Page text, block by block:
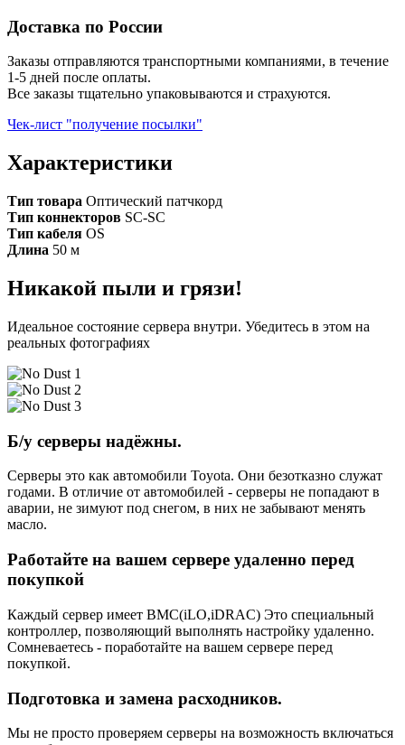
Доставка по России
Заказы отправляются транспортными компаниями, в течение
1-5 дней после оплаты.
Все заказы тщательно упаковываются и страхуются.
Чек-лист "получение посылки"
Характеристики
Тип товара Оптический патчкорд
Тип коннекторов SC-SC
Тип кабеля OS
Длина 50 м
Никакой пыли и грязи!
Идеальное состояние сервера внутри. Убедитесь в этом на
реальных фотографиях
Б/у серверы надёжны.
Серверы это как автомобили Toyota. Они безотказно служат
годами. В отличие от автомобилей - серверы не попадают в
аварии, не зимуют под снегом, в них не забывают менять
масло.
Работайте на вашем сервере удаленно перед
покупкой
Каждый сервер имеет BMC(iLO,iDRAC) Это специальный
контроллер, позволяющий выполнять настройку удаленно.
Сомневаетесь - поработайте на вашем сервере перед
покупкой.
Подготовка и замена расходников.
Мы не просто проверяем серверы на возможность включаться